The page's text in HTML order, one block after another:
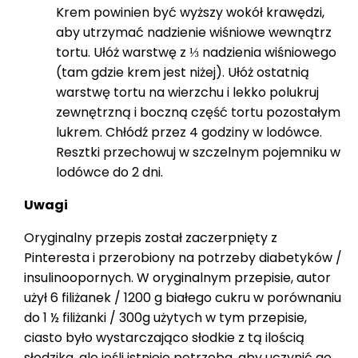
Krem powinien być wyższy wokół krawędzi,
aby utrzymać nadzienie wiśniowe wewnątrz
tortu. Ułóż warstwę z ⅓ nadzienia wiśniowego
(tam gdzie krem jest niżej). Ułóż ostatnią
warstwę tortu na wierzchu i lekko polukruj
zewnętrzną i boczną część tortu pozostałym
lukrem. Chłódź przez 4 godziny w lodówce.
Resztki przechowuj w szczelnym pojemniku w
lodówce do 2 dni.
Uwagi
Oryginalny przepis został zaczerpnięty z
Pinteresta i przerobiony na potrzeby diabetyków /
insulinoopornych. W oryginalnym przepisie, autor
użył 6 filiżanek / 1200 g białego cukru w porównaniu
do 1 ½ filiżanki / 300g użytych w tym przepisie,
ciasto było wystarczająco słodkie z tą ilością